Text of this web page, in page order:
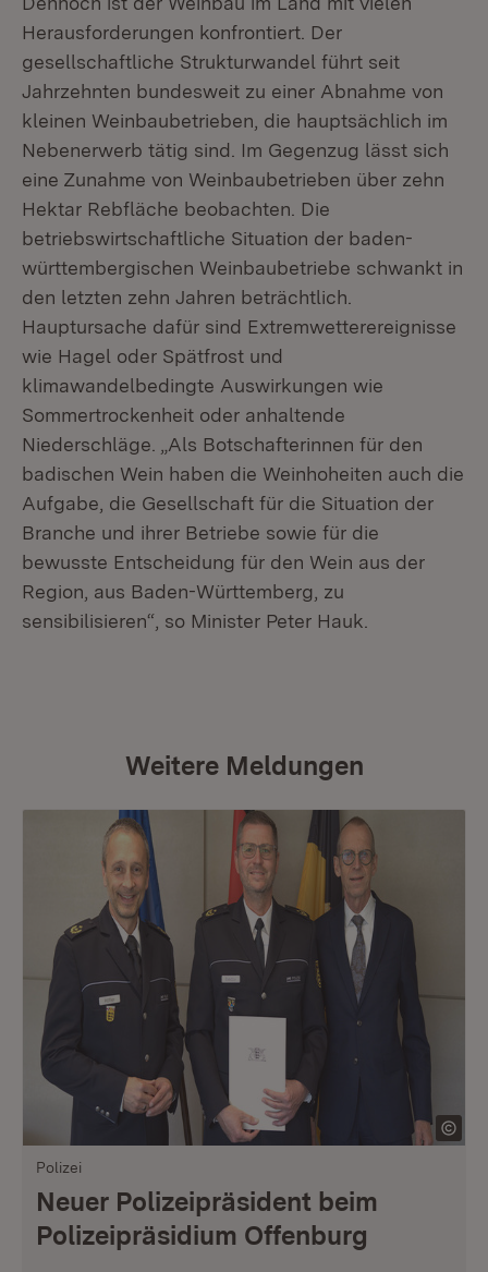
Herausforderungen konfrontiert. Der
gesellschaftliche Strukturwandel führt seit
Jahrzehnten bundesweit zu einer Abnahme von
kleinen Weinbaubetrieben, die hauptsächlich im
Nebenerwerb tätig sind. Im Gegenzug lässt sich
eine Zunahme von Weinbaubetrieben über zehn
Hektar Rebfläche beobachten. Die
betriebswirtschaftliche Situation der baden-
württembergischen Weinbaubetriebe schwankt in
den letzten zehn Jahren beträchtlich.
Hauptursache dafür sind Extremwetterereignisse
wie Hagel oder Spätfrost und
klimawandelbedingte Auswirkungen wie
Sommertrockenheit oder anhaltende
Niederschläge. „Als Botschafterinnen für den
badischen Wein haben die Weinhoheiten auch die
Aufgabe, die Gesellschaft für die Situation der
Branche und ihrer Betriebe sowie für die
bewusste Entscheidung für den Wein aus der
Region, aus Baden-Württemberg, zu
sensibilisieren“, so Minister Peter Hauk.
Weitere Meldungen
Polizei
Neuer Polizeipräsident beim
Polizeipräsidium Offenburg